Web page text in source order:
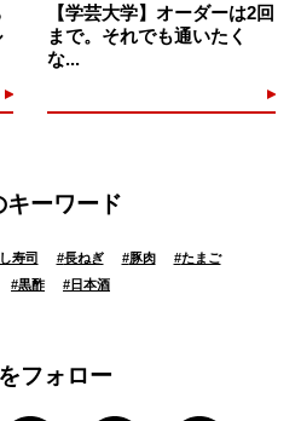
【学芸大学】オーダーは2回
まで。それでも通いたく
な...
キーワード
寿司 #長ねぎ #豚肉 #たまご
#黒酢 #日本酒
フォロー